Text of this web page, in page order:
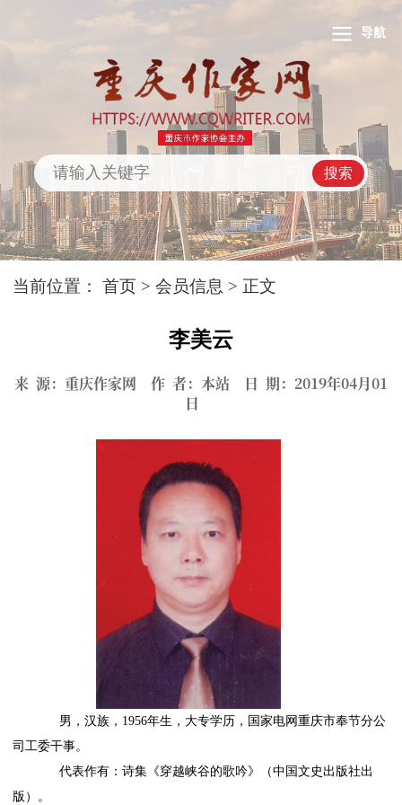
导航
搜索
当前位置：首页 >会员信息 > 正文
李美云
来 源：重庆作家网 作 者：本站 日 期：2019年04月01
日
男，汉族，1956年生，大专学历，国家电网重庆市奉节分公
司工委干事。
代表作有：诗集《穿越峡谷的歌吟》（中国文史出版社出
版）。